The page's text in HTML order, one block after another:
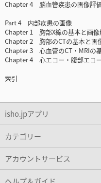
Chapter 4 脳血管疾患の画像評
Part 4 内部疾患の画像
Chapter 1 胸部X線の基本と画像
Chapter 2 胸部のCTの基本と画
Chapter 3 心血管のCT・MRIの
Chapter 4 心エコー・腹部エコ
索引
isho.jpアプリ
カテゴリー
アカウントサービス
ヘルプ＆ガイド